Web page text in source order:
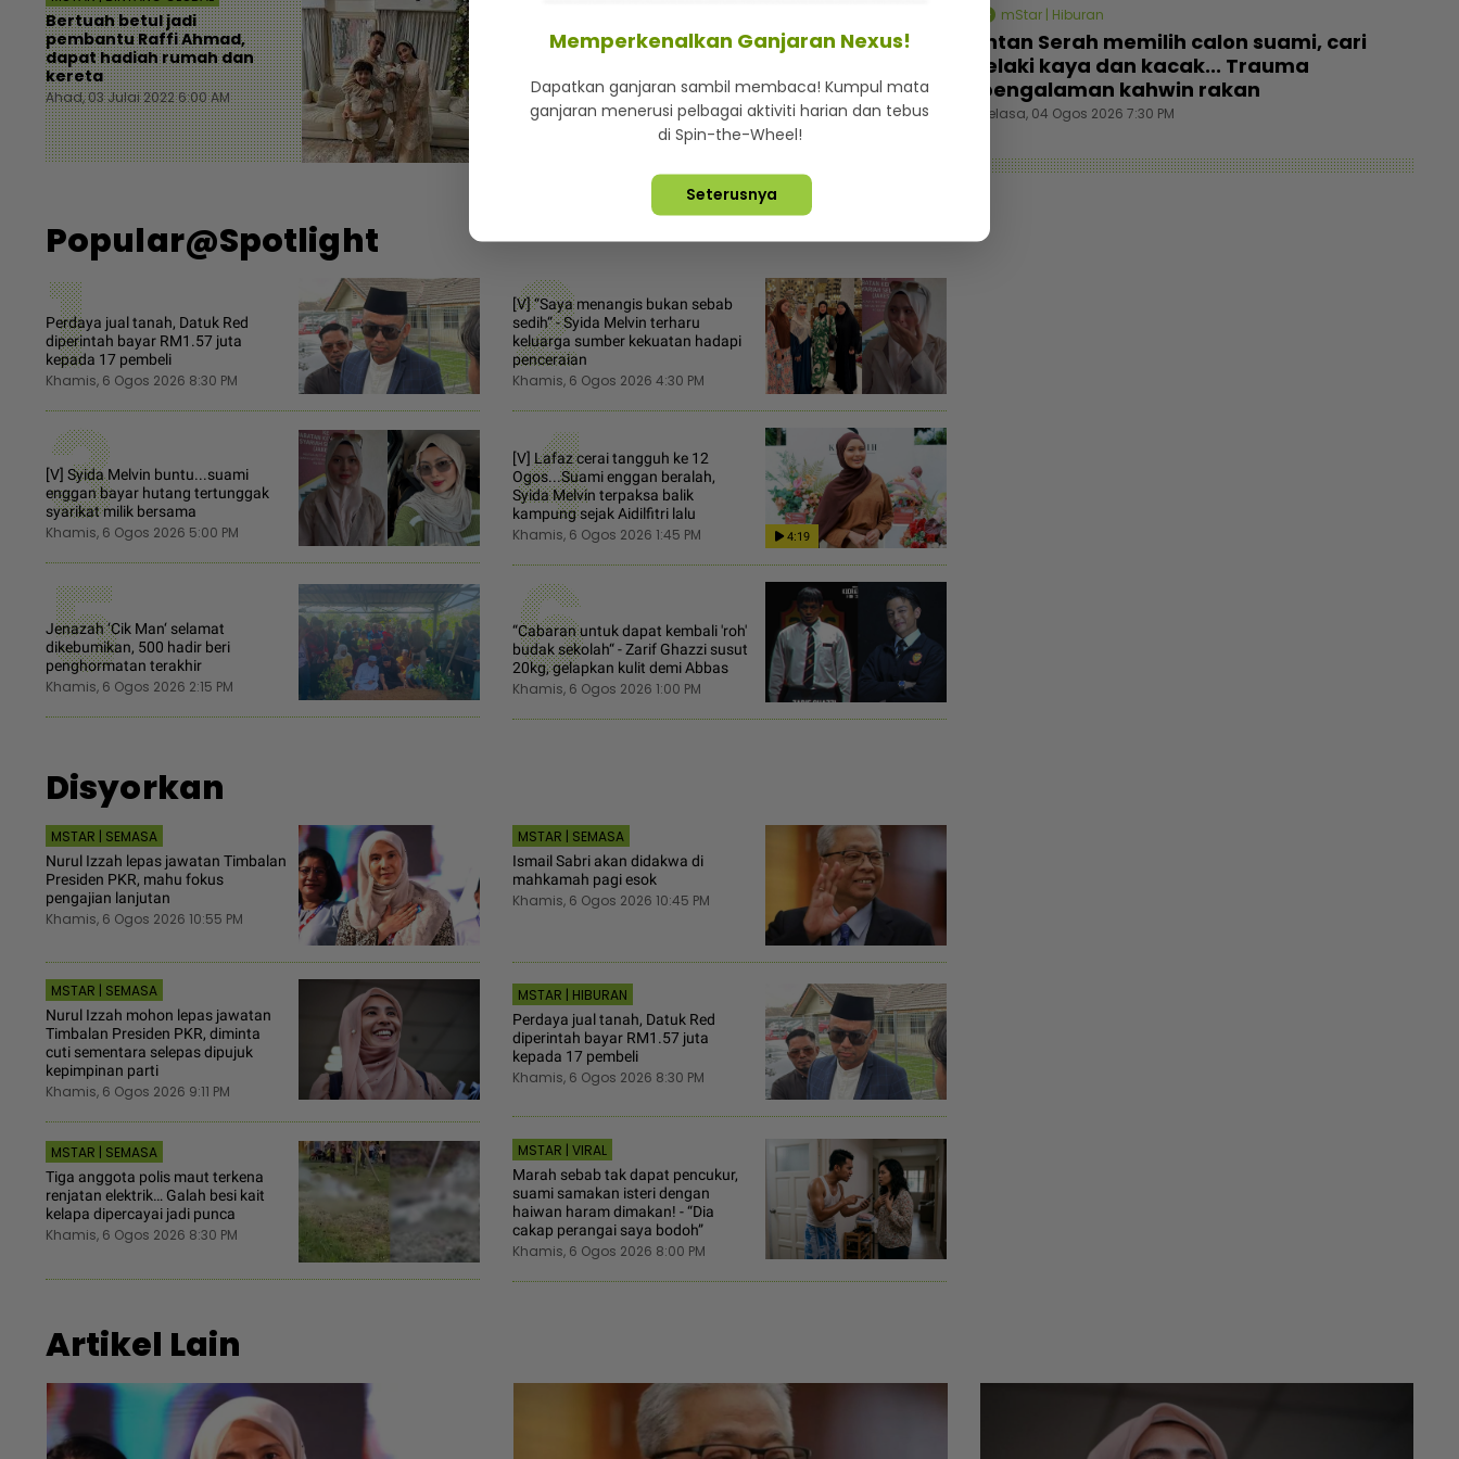
Bertuah betul jadi
pembantu Raffi Ahmad,
dapat hadiah rumah dan
kereta
Ahad, 03 Julai 2022 6:00 AM
sumber dedah Taylor Swift
sudah bertunang dengan
Joe Alwyn
Sabtu, 02 Julai 2022 6:00 AM
Popular@Spotlight
1
Perdaya jual tanah, Datuk Red
diperintah bayar RM1.57 juta
kepada 17 pembeli
Khamis, 6 Ogos 2026 8:30 PM 2
[V] “Saya menangis bukan sebab
sedih“ - Syida Melvin terharu
keluarga sumber kekuatan hadapi
penceraian
Khamis, 6 Ogos 2026 4:30 PM
3
[V] Syida Melvin buntu...suami
enggan bayar hutang tertunggak
syarikat milik bersama
Khamis, 6 Ogos 2026 5:00 PM 4
[V] Lafaz cerai tangguh ke 12
Ogos...Suami enggan beralah,
Syida Melvin terpaksa balik
kampung sejak Aidilfitri lalu
Khamis, 6 Ogos 2026 1:45 PM 4:19
5
Jenazah ‘Cik Man‘ selamat
dikebumikan, 500 hadir beri
penghormatan terakhir
Khamis, 6 Ogos 2026 2:15 PM 6
“Cabaran untuk dapat kembali 'roh'
budak sekolah“ - Zarif Ghazzi susut
20kg, gelapkan kulit demi Abbas
Khamis, 6 Ogos 2026 1:00 PM
Disyorkan
MSTAR | SEMASA
Nurul Izzah lepas jawatan Timbalan
Presiden PKR, mahu fokus
pengajian lanjutan
Khamis, 6 Ogos 2026 10:55 PM
MSTAR | SEMASA
Ismail Sabri akan didakwa di
mahkamah pagi esok
Khamis, 6 Ogos 2026 10:45 PM
MSTAR | SEMASA
Nurul Izzah mohon lepas jawatan
Timbalan Presiden PKR, diminta
cuti sementara selepas dipujuk
kepimpinan parti
Khamis, 6 Ogos 2026 9:11 PM
MSTAR | HIBURAN
Perdaya jual tanah, Datuk Red
diperintah bayar RM1.57 juta
kepada 17 pembeli
Khamis, 6 Ogos 2026 8:30 PM
MSTAR | SEMASA
Tiga anggota polis maut terkena
renjatan elektrik… Galah besi kait
kelapa dipercayai jadi punca
Khamis, 6 Ogos 2026 8:30 PM
MSTAR | VIRAL
Marah sebab tak dapat pencukur,
suami samakan isteri dengan
haiwan haram dimakan! - “Dia
cakap perangai saya bodoh”
Khamis, 6 Ogos 2026 8:00 PM
mStar | Hiburan
Intan Serah memilih calon suami, cari
lelaki kaya dan kacak... Trauma
pengalaman kahwin rakan
Selasa, 04 Ogos 2026 7:30 PM
Artikel Lain
Memperkenalkan Ganjaran Nexus!
Dapatkan ganjaran sambil membaca! Kumpul mata
ganjaran menerusi pelbagai aktiviti harian dan tebus
di Spin-the-Wheel!
Seterusnya